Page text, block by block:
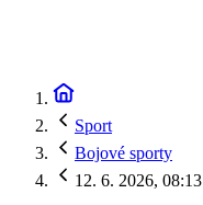
Sport
Bojové sporty
12. 6. 2026, 08:13